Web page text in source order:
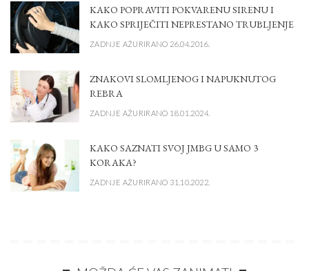
KAKO POPRAVITI POKVARENU SIRENU I
KAKO SPRIJEČITI NEPRESTANO TRUBLJENJE
ZADNJE AŽURIRANO 26.04.2016.
ZNAKOVI SLOMLJENOG I NAPUKNUTOG
REBRA
ZADNJE AŽURIRANO 18.01.2024.
KAKO SAZNATI SVOJ JMBG U SAMO 3
KORAKA?
ZADNJE AŽURIRANO 31.10.2022.